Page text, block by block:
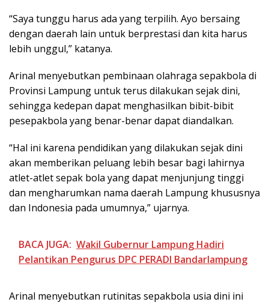
“Saya tunggu harus ada yang terpilih. Ayo bersaing
dengan daerah lain untuk berprestasi dan kita harus
lebih unggul,” katanya.
Arinal menyebutkan pembinaan olahraga sepakbola di
Provinsi Lampung untuk terus dilakukan sejak dini,
sehingga kedepan dapat menghasilkan bibit-bibit
pesepakbola yang benar-benar dapat diandalkan.
“Hal ini karena pendidikan yang dilakukan sejak dini
akan memberikan peluang lebih besar bagi lahirnya
atlet-atlet sepak bola yang dapat menjunjung tinggi
dan mengharumkan nama daerah Lampung khususnya
dan Indonesia pada umumnya,” ujarnya.
BACA JUGA: Wakil Gubernur Lampung Hadiri
Pelantikan Pengurus DPC PERADI Bandarlampung
Arinal menyebutkan rutinitas sepakbola usia dini ini